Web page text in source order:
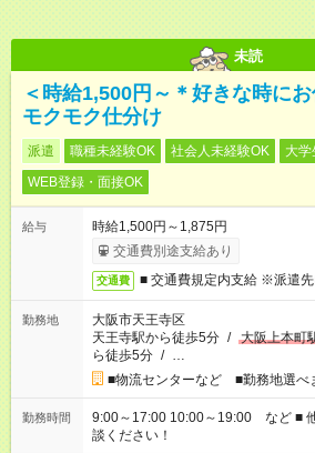
未読
＜時給1,500円～＊好きな時に
モクモク仕分け
派遣 職種未経験OK 社会人未経験OK 大学
WEB登録・面接OK
給与
時給1,500円～1,875円
交通費別途支給あり
交通費 ■ 交通費規定内支給 ※派遣先
勤務地
大阪市天王寺区
天王寺駅から徒歩5分 / 大阪上本町
ら徒歩5分 / …
■物流センターなど ■勤務地選べ
勤務時間
9:00～17:00 10:00～19:00 など ■ 他の時間帯もお気軽にご相
談ください！